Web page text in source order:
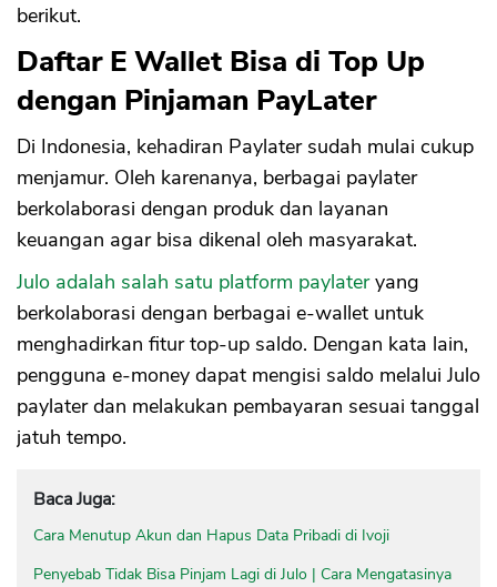
berikut.
Daftar E Wallet Bisa di Top Up
dengan Pinjaman PayLater
Di Indonesia, kehadiran Paylater sudah mulai cukup
menjamur. Oleh karenanya, berbagai paylater
berkolaborasi dengan produk dan layanan
keuangan agar bisa dikenal oleh masyarakat.
Julo adalah salah satu platform paylateryang
berkolaborasi dengan berbagai e-wallet untuk
menghadirkan fitur top-up saldo. Dengan kata lain,
pengguna e-money dapat mengisi saldo melalui Julo
paylater dan melakukan pembayaran sesuai tanggal
jatuh tempo.
Baca Juga:
Cara Menutup Akun dan Hapus Data Pribadi di Ivoji
Penyebab Tidak Bisa Pinjam Lagi di Julo | Cara Mengatasinya